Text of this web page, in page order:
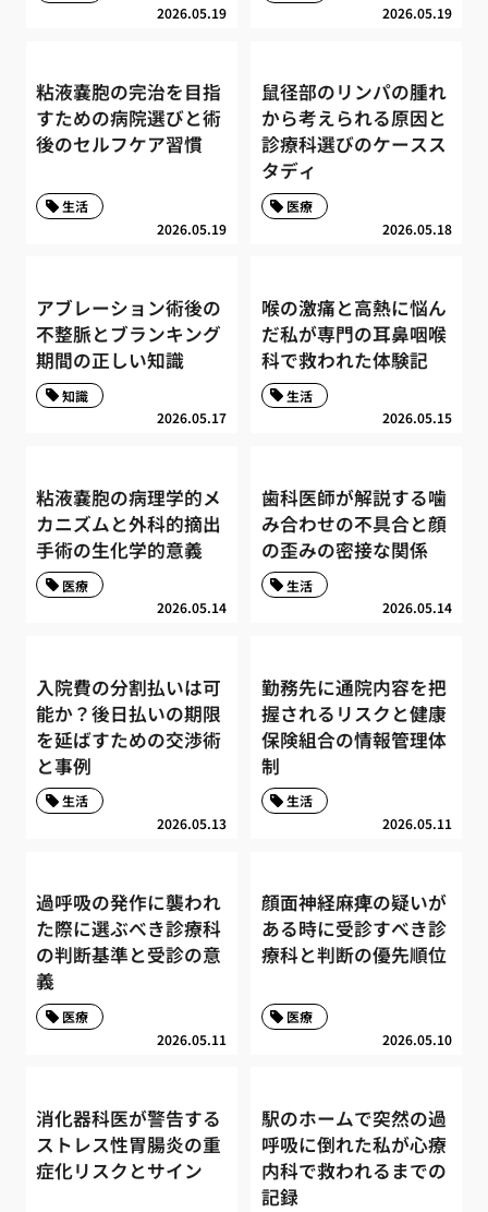
2026.05.19 2026.05.19
粘液嚢胞の完治を目指
すための病院選びと術
後のセルフケア習慣
2026.05.19
生活
鼠径部のリンパの腫れ
から考えられる原因と
診療科選びのケースス
タディ
2026.05.18
医療
アブレーション術後の
不整脈とブランキング
期間の正しい知識
2026.05.17
知識
喉の激痛と高熱に悩ん
だ私が専門の耳鼻咽喉
科で救われた体験記
2026.05.15
生活
粘液嚢胞の病理学的メ
カニズムと外科的摘出
手術の生化学的意義
2026.05.14
医療
歯科医師が解説する噛
み合わせの不具合と顔
の歪みの密接な関係
2026.05.14
生活
入院費の分割払いは可
能か？後日払いの期限
を延ばすための交渉術
と事例
2026.05.13
生活
勤務先に通院内容を把
握されるリスクと健康
保険組合の情報管理体
制
2026.05.11
生活
過呼吸の発作に襲われ
た際に選ぶべき診療科
の判断基準と受診の意
義
2026.05.11
医療
顔面神経麻痺の疑いが
ある時に受診すべき診
療科と判断の優先順位
2026.05.10
医療
消化器科医が警告する
ストレス性胃腸炎の重
症化リスクとサイン
駅のホームで突然の過
呼吸に倒れた私が心療
内科で救われるまでの
記録